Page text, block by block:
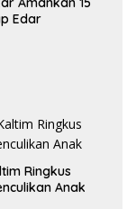
Edar
Ringkus
Anak